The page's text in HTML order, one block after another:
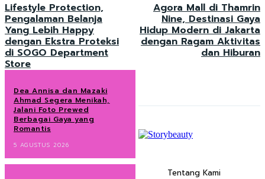
Lifestyle Protection,
Pengalaman Belanja
Yang Lebih Happy
dengan Ekstra Proteksi
di SOGO Department
Store
Agora Mall di Thamrin
Nine, Destinasi Gaya
Hidup Modern di Jakarta
dengan Ragam Aktivitas
dan Hiburan
Dea Annisa dan Mazaki
Ahmad Segera Menikah,
Jalani Foto Prewed
Berbagai Gaya yang
Romantis
5 AGUSTUS 2026
Tentang Kami